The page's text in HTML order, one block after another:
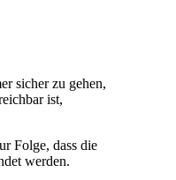
sicher zu gehen,
ist,
Folge, dass die
werden.